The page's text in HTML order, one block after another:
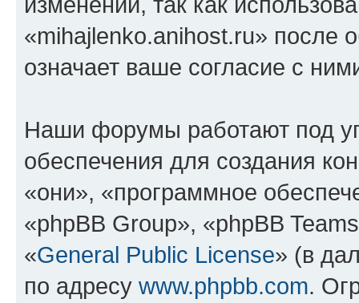
«mihajlenko.anihost.ru» после
означает ваше согласие с
Наши форумы работают под
обеспечения для создания
«они», «программное
«phpBB Group», «phpBB
«General Public License» (в
по адресу www.phpbb.com.